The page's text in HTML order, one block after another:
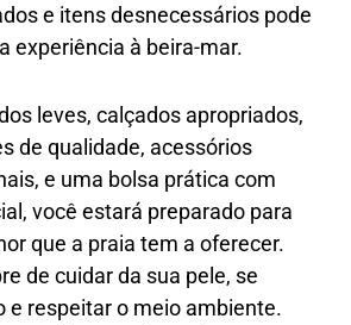
e itens desnecessários pode
experiência à beira-mar.
leves, calçados apropriados,
de qualidade, acessórios
e uma bolsa prática com
você estará preparado para
que a praia tem a oferecer.
de cuidar da sua pele, se
e respeitar o meio ambiente.